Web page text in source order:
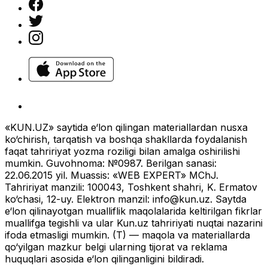
«KUN.UZ» saytida e‘lon qilingan materiallardan nusxa
ko‘chirish, tarqatish va boshqa shakllarda foydalanish
faqat tahririyat yozma roziligi bilan amalga oshirilishi
mumkin. Guvohnoma: №0987. Berilgan sanasi:
22.06.2015 yil. Muassis: «WEB EXPERT» MChJ.
Tahririyat manzili: 100043, Toshkent shahri, K. Ermatov
ko‘chasi, 12-uy. Elektron manzil: info@kun.uz. Saytda
e‘lon qilinayotgan mualliflik maqolalarida keltirilgan fikrlar
muallifga tegishli va ular Kun.uz tahririyati nuqtai nazarini
ifoda etmasligi mumkin. (T) — maqola va materiallarda
qo‘yilgan mazkur belgi ularning tijorat va reklama
huquqlari asosida e‘lon qilinganligini bildiradi.